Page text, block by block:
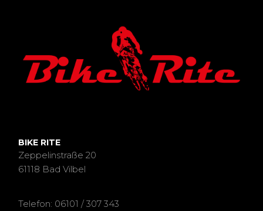
BIKE RITE
Zeppelinstraße 20
61118 Bad Vilbel
Telefon: 06101 / 307 343